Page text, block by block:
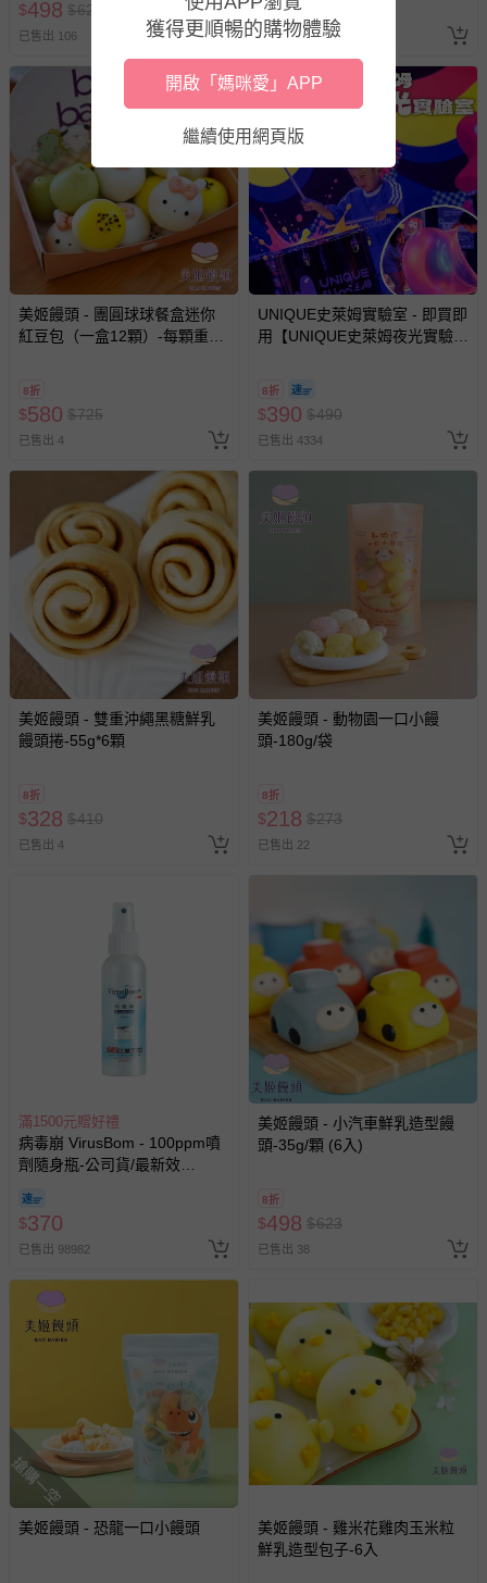
示字句等說明貼紙、封條者。
國際航空、客運、訂房等服務。
相關的退換貨辦理流程，可詳見： 退換貨 & 退款問題
其他常見問題：
運送服務：目前提供的運送僅限台灣本島。如您位於離島地
區，可能會無法配送，或須依據商品需加收離島運費。廠商
亦保留出貨與否的權利。離島、偏遠地區、樓層親送等加價
費用，可能會另需加收。
商品實際的配達日期，可於訂單個人資料內的查詢訂單內，
已出貨通知之訊息為主。
情形，您可申請更換新品或退貨，請見：
若您對於會員帳號、商品訂購與資訊、購物流程、付款方
式、折價券與購物金的使用、退貨及商品運送方式等有疑
預購商品：預購為海外同步代購，遇缺貨即會通知媽咪並協
助取消退款事宜。
商品如因「價格、組合」等錯誤原因，導致無法安排出貨，
會主動以簡訊及mail通知訂單取消事宜，並將提供適當補
償。
$498 $623
已售出 106
$498
已售出 2
美姬饅頭 - 團圓球球餐盒迷你
紅豆包（一盒12顆）-每顆重量
8折
$580 $725
已售出 4
UNIQUE史萊姆實驗室 - 即買即
用【UNIQUE史萊姆夜光實驗室
8/30 (電子票券，於展期現場憑
訂單編號兌換，逾期作廢) (大
人小孩均一價(3歲以上需購票))
8折
$390 $490
已售出 4334
美姬饅頭 - 雙重沖繩黑糖鮮乳
饅頭捲-55g*6顆
8折
$328 $410
已售出 4
美姬饅頭 - 動物園一口小饅
頭-180g/袋
8折
$218 $273
已售出 22
滿1500元贈好禮
病毒崩 VirusBom - 100ppm噴
劑隨身瓶-公司貨/最新效
$370
已售出 98982
美姬饅頭 - 小汽車鮮乳造型饅
頭-35g/顆 (6入)
8折
$498 $623
已售出 38
搶購一空
美姬饅頭 - 恐龍一口小饅頭
美姬饅頭 - 雞米花雞肉玉米粒
鮮乳造型包子-6入
獲得更順暢的購物體驗
開啟「媽咪愛」APP
繼續使用網頁版